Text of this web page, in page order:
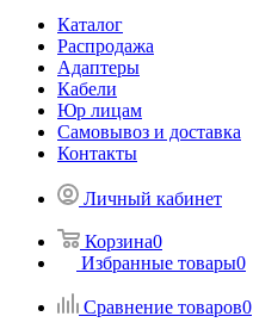
Каталог
Распродажа
Адаптеры
Кабели
Юр лицам
Самовывоз и доставка
Контакты
Личный кабинет
Корзина0
Избранные товары0
Сравнение товаров0